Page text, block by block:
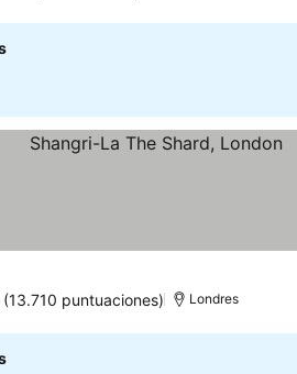
(13.710 puntuaciones) Londres